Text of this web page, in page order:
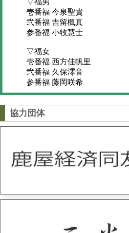
▽福男
壱番福 今泉聖貴
弐番福 吉留楓真
参番福 小牧慧士
▽福女
壱番福 西方佳帆里
弐番福 久保澪音
参番福 藤岡咲希
協力団体